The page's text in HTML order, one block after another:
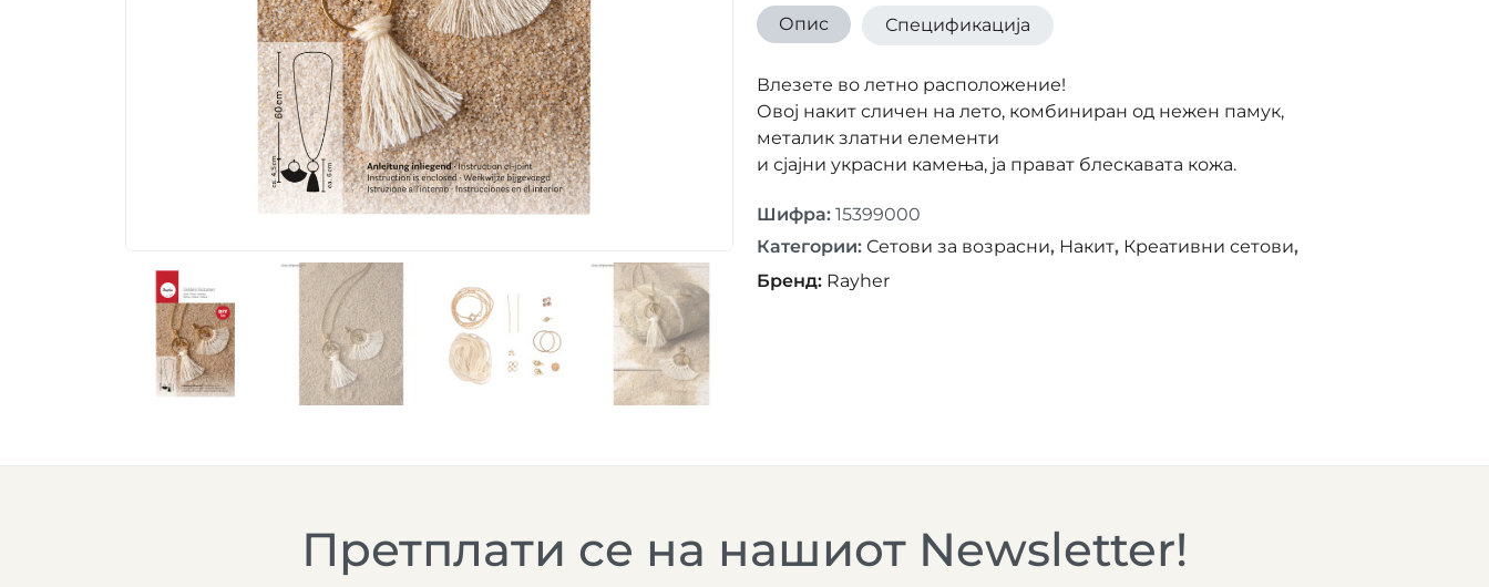
Опис Спецификација
Влезете во летно расположение!
Овој накит сличен на лето, комбиниран од нежен памук,
металик златни елементи
и сјајни украсни камења, ја прават блескавата кожа.
Шифра: 15399000
Категории: Сетови за возрасни, Накит, Креативни сетови,
Бренд: Rayher
Претплати се на нашиот Newsletter!